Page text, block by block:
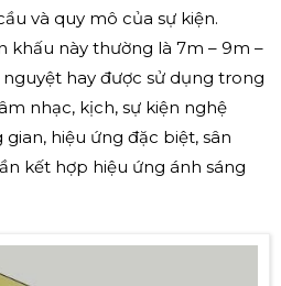
và quy mô của sự kiện.
khấu này thường là 7m – 9m –
nguyệt hay được sử dụng trong
nhạc, kịch, sự kiện nghệ
hiệu ứng đặc biệt, sân
kết hợp hiệu ứng ánh sáng